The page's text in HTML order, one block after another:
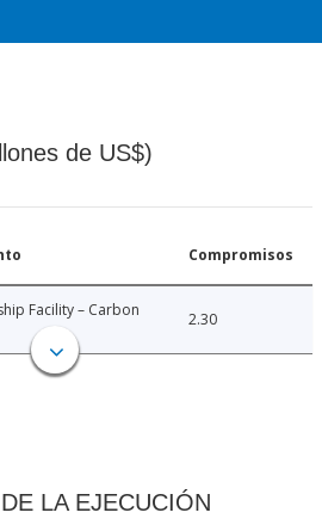
de US$)
Compromisos
Facility – Carbon
2.30
LA EJECUCIÓN